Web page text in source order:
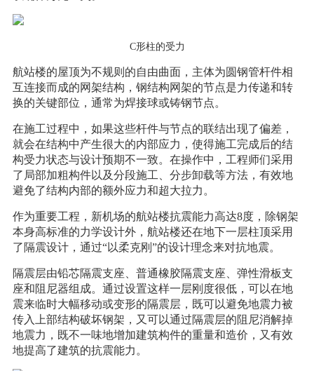
C形柱的受力
航站楼的屋顶为不规则的自由曲面，主体为圆钢管杆件相
互连接而成的网架结构，钢结构网架的节点是力传递和转
换的关键部位，通常为焊接球或铸钢节点。
在施工过程中，如果这些杆件与节点的联结出现了偏差，
就会在结构中产生很大的内部应力，使得施工完成后的结
构受力状态与设计预期不一致。在操作中，工程师们采用
了局部加粗构件以及分段施工、分步卸载等方法，有效地
避免了结构内部的额外应力和超大拉力。
作为重要工程，新机场的航站楼抗震能力高达8度，除钢架
本身高标准的力学设计外，航站楼还在地下一层柱顶采用
了隔震设计，通过“以柔克刚”的设计理念来对抗地震。
隔震层由铅芯隔震支座、普通橡胶隔震支座、弹性滑板支
座和阻尼器组成。通过设置这样一层刚度很低，可以在地
震来临时大幅移动或变形的隔震层，既可以避免地震力被
传入上部结构破坏钢架，又可以通过隔震层的阻尼消解掉
地震力，既不一味地增加建筑构件的重量和造价，又有效
地提高了建筑的抗震能力。